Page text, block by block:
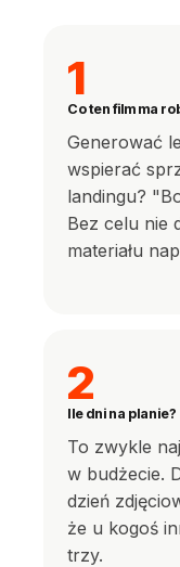
1
Co ten film ma
Generować
wspierać
landingu?
Bez celu nie
materiału
2
Ile dni na planie?
To zwykle
w budżecie.
dzień
że u kogoś
trzy.